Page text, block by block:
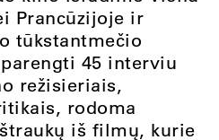
Prancūzijoje ir
tūkstantmečio
45 interviu
režisieriais,
rodoma
iš filmų, kurie